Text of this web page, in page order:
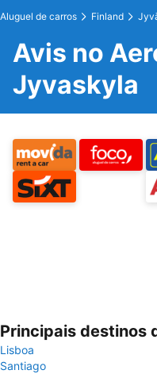
Aluguel de carros Finland
Avis no
Jyvaskyla
Principais destinos
Lisboa
Santiago